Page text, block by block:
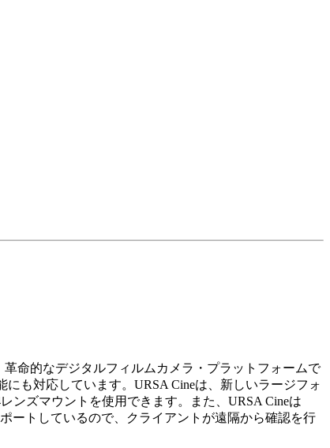
命的なデジタルフィルムカメラ・プラットフォームで
も対応しています。URSA Cineは、新しいラージフォ
ンズマウントを使用できます。また、URSA Cineは
ートしているので、クライアントが遠隔から確認を行